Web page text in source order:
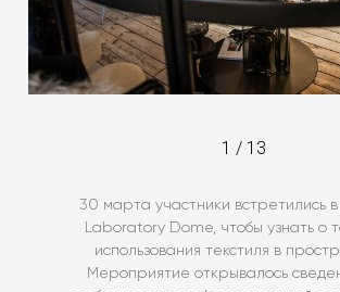
1 / 13
30 марта участники встретились
Laboratory Dome, чтобы узнать о
использования текстиля в
Мероприятие открывалось